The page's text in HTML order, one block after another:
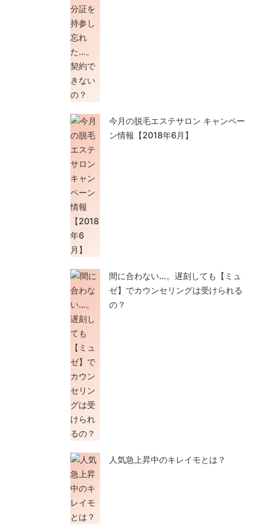
今月の脱毛エステサロン キャンペー
ン情報【2018年6月】
間に合わない…。遅刻しても【ミュ
ゼ】でカウンセリングは受けられる
の？
人気急上昇中のキレイモとは？